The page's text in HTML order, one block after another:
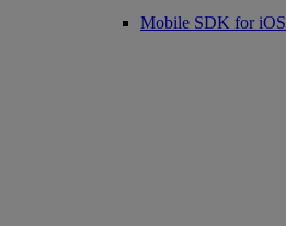
Mobile SDK for iOS